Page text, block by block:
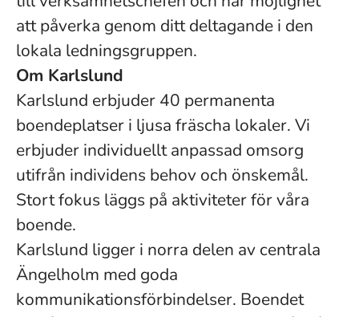
att påverka genom ditt deltagande i den
lokala ledningsgruppen.
Om Karlslund
Karlslund erbjuder 40 permanenta
boendeplatser i ljusa fräscha lokaler. Vi
erbjuder individuellt anpassad omsorg
utifrån individens behov och önskemål.
Stort fokus läggs på aktiviteter för våra
boende.
Karlslund ligger i norra delen av centrala
Ängelholm med goda
kommunikationsförbindelser. Boendet